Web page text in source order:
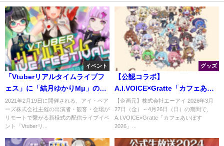
イベント
「Vtuberリアルタイムライブフ
ェス」に「結月ゆかりMμ」の出
演が決定
2021年2月19日に開催される、アイ・ペア
ーズ株式会社主催の出演者・観客・会場が
リモートで繋がる新様式の配信ライブイベ
ント「Vtuberリ...
グッズ
【公認コラボ】
A.I.VOICE×Gratte「カフェあい
ぼす2026」コラボカフェの開催
決定
【企画元】株式会社エーアイ 2026年3月
27日（金）～4月26日（日）の期間で、
A.I.VOICE×Gratte「カフェあいぼす
2026」...